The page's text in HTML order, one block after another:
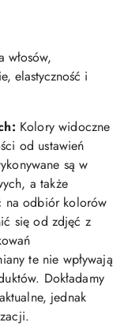
włosów,
elastyczność i
Kolory widoczne
od ustawień
są w
a także
na odbiór kolorów
się od zdjęć z
te nie wpływają
Dokładamy
jednak